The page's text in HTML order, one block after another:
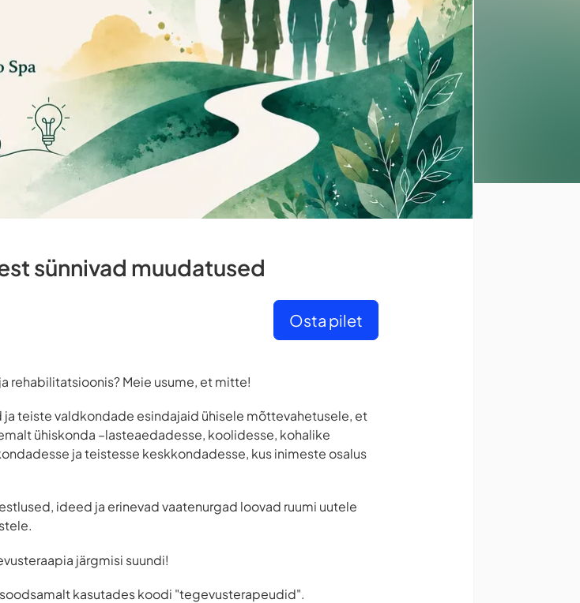
sünnivad muudatused
Osta pilet
rehabilitatsioonis? Meie usume, et mitte!
teiste valdkondade esindajaid ühisele mõttevahetusele, et
ühiskonda –lasteaedadesse, koolidesse, kohalike
ja teistesse keskkondadesse, kus inimeste osalus
ideed ja erinevad vaatenurgad loovad ruumi uutele
järgmisi suundi!
kasutades koodi "tegevusterapeudid".